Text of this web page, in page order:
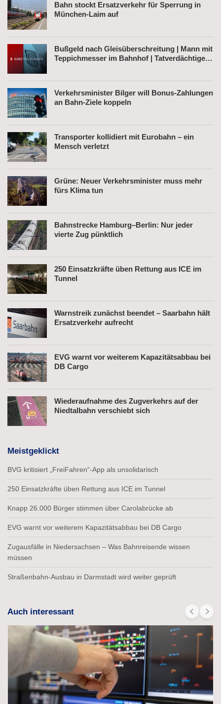
Bahn stockt Ersatzverkehr für Sperrung in
München-Laim auf
Bußgeld nach Gleisüberschreitung | Mann mit
Teppichmesser im Bahnhof | Tatverdächtiger
Verkehrsminister Bilger will Bonus-Zahlungen
an Bahn-Ziele koppeln
Transporter kollidiert mit Eurobahn – ein
Mensch verletzt
Grüne: Neuer Verkehrsminister muss mehr
fürs Klima tun
Bahnstrecke Hamburg–Berlin: Nur jeder
vierte Zug pünktlich
250 Einsatzkräfte üben Rettung aus ICE im
Tunnel
Warnstreik zunächst beendet – Saarbahn hält
Ersatzverkehr aufrecht
EVG warnt vor weiterem Kapazitätsabbau bei
DB Cargo
Wiederaufnahme des Zugverkehrs auf der
Niedtalbahn verschiebt sich
Meistgeklickt
BVG kritisiert „FreiFahren“-App als unsolidarisch
250 Einsatzkräfte üben Rettung aus ICE im Tunnel
Knapp 26.000 Bürger stimmen über Carolabrücke ab
EVG warnt vor weiterem Kapazitätsabbau bei DB Cargo
Zugausfälle in Niedersachsen – Was Bahnreisende wissen
müssen
Straßenbahn-Ausbau in Darmstadt wird weiter geprüft
Auch interessant